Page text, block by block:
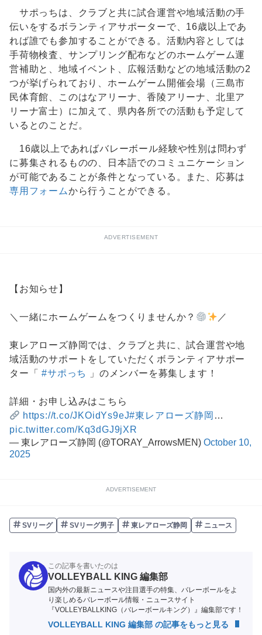
サポっちは、クラブと共に試合運営や地域活動の手
伝いをするボランティアサポーターで、16歳以上であ
れば誰でも参加することができる。活動内容としては
手荷物検査、サンプリング配布などのホームゲーム運
営補助と、地域イベント、広報活動などの地域活動の2
つが挙げられており、ホームゲーム開催会場（三島市
民体育館、このはなアリーナ、香陵アリーナ、北里ア
リーナ富士）に加えて、県内各所での活動も予定して
いるとのことだ。
16歳以上であればバレーボール経験や性別は問わず
に募集されるものの、日本語でのコミュニケーション
が可能であることが条件となっている。また、応募は
専用フォームから行うことができる。
ADVERTISEMENT
【お知らせ】
＼一緒にホームゲームをつくりませんか？ ／
東レアローズ静岡では、クラブと共に、試合運営や地
域活動のサポートをしていただくボランティアサポー
ター「#サポっち 」のメンバーを募集します！
詳細・お申し込みはこちら
https://t.co/JKOidYs9eJ#東レアローズ静岡 …
pic.twitter.com/Kq3dGJ9jXR
— 東レアローズ静岡 (@TORAY_ArrowsMEN) October 10,
2025
ADVERTISEMENT
SVリーグ SVリーグ男子 東レアローズ静岡 ニュース
この記事を書いたのは
VOLLEYBALL KING 編集部
国内外の最新ニュースや注目選手の特集、バレーボールをよ
り楽しめるバレーボール情報・ニュースサイト
『VOLLEYBALLKING（バレーボールキング）』編集部です！
VOLLEYBALL KING 編集部 の記事をもっと見る